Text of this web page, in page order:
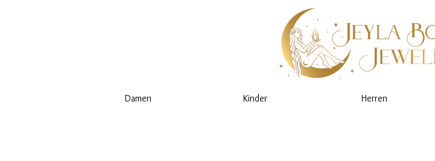
Damen Kinder Herren